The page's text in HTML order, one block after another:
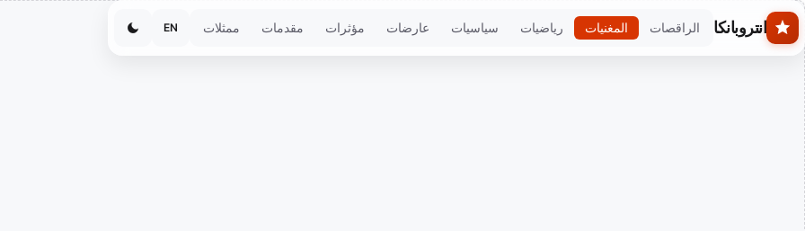
Skip to main content
انتروبانكا الراقصات المغنيات رياضيات سياسيات عارضات مؤثرات مقدمات ممثلات EN